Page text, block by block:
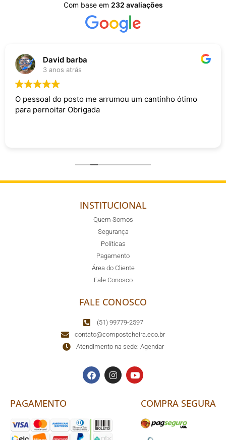
Com base em 232 avaliações
David barba
3 anos atrás
O pessoal do posto me arrumou um cantinho ótimo
para pernoitar Obrigada
INSTITUCIONAL
Quem Somos
Segurança
Políticas
Pagamento
Área do Cliente
Fale Conosco
FALE CONOSCO
(51) 99779-2597
contato@compostcheira.eco.br
Atendimento na sede: Agendar
PAGAMENTO COMPRA SEGURA